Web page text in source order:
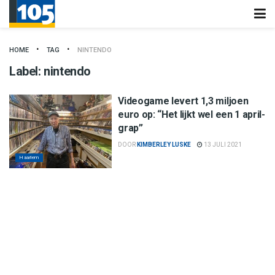
HOME TAG NINTENDO
Label: nintendo
Haarlem
Videogame levert 1,3 miljoen
euro op: “Het lijkt wel een 1 april-
grap”
DOOR KIMBERLEY LUSKE 13 JULI 2021